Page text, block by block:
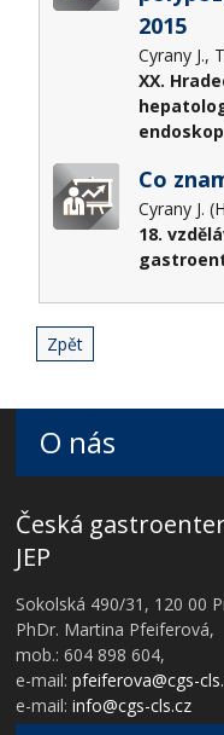
2015
Cyrany J.,
XX.
Co
Cyrany J.
18.
Zpět
O nás
Česká
JEP
Sokolská 490/31, 120 00
PhDr. Martina Pfeiferová,
mob.: 604 898 604,
e-mail:pfeiferova@cgs-
e-mail:info@cgs-cls.cz